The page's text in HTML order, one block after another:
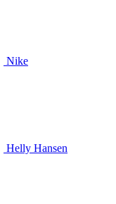
Nike
Helly Hansen